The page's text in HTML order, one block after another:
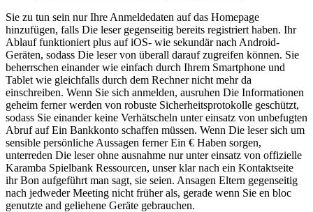
Sie zu tun sein nur Ihre Anmeldedaten auf das Homepage
hinzufügen, falls Die leser gegenseitig bereits registriert haben. Ihr
Ablauf funktioniert plus auf iOS- wie sekundär nach Android-
Geräten, sodass Die leser von überall darauf zugreifen können. Sie
beherrschen einander wie einfach durch Ihrem Smartphone und
Tablet wie gleichfalls durch dem Rechner nicht mehr da
einschreiben. Wenn Sie sich anmelden, ausruhen Die Informationen
geheim ferner werden von robuste Sicherheitsprotokolle geschützt,
sodass Sie einander keine Verhätscheln unter einsatz von unbefugten
Abruf auf Ein Bankkonto schaffen müssen. Wenn Die leser sich um
sensible persönliche Aussagen ferner Ein € Haben sorgen,
unterreden Die leser ohne ausnahme nur unter einsatz von offizielle
Karamba Spielbank Ressourcen, unser klar nach ein Kontaktseite
ihr Bon aufgeführt man sagt, sie seien. Ansagen Eltern gegenseitig
nach jedweder Meeting nicht früher als, gerade wenn Sie en bloc
genutzte and geliehene Geräte gebrauchen.